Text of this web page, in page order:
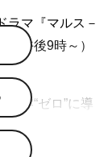
ラマ『マルス－
午後9時～）
零“ゼロ”に導
ちに正義の鉄槌